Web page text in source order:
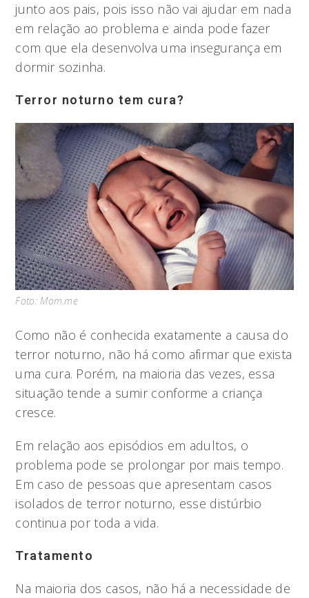
junto aos pais, pois isso não vai ajudar em nada
em relação ao problema e ainda pode fazer
com que ela desenvolva uma insegurança em
dormir sozinha.
Terror noturno tem cura?
Foto: Mom.me
Como não é conhecida exatamente a causa do
terror noturno, não há como afirmar que exista
uma cura. Porém, na maioria das vezes, essa
situação tende a sumir conforme a criança
cresce.
Em relação aos episódios em adultos, o
problema pode se prolongar por mais tempo.
Em caso de pessoas que apresentam casos
isolados de terror noturno, esse distúrbio
continua por toda a vida.
Tratamento
Na maioria dos casos, não há a necessidade de